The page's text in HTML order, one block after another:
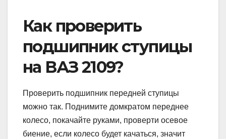
Как проверить
подшипник ступицы
на ВАЗ 2109?
Проверить подшипник передней ступицы
можно так. Поднимите домкратом переднее
колесо, покачайте руками, проверти осевое
биение, если колесо будет качаться, значит